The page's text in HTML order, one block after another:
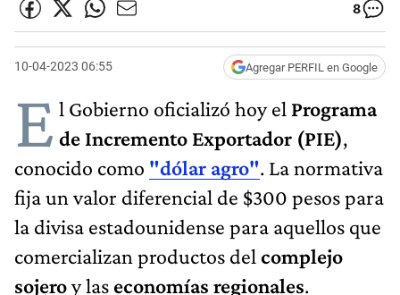
8
10-04-2023 06:55 Agregar PERFIL en Google
E l Gobierno oficializó hoy el Programa
de Incremento Exportador (PIE),
conocido como "dólar agro". La normativa
fija un valor diferencial de $300 pesos para
la divisa estadounidense para aquellos que
comercializan productos del complejo
sojeroy las economías regionales.